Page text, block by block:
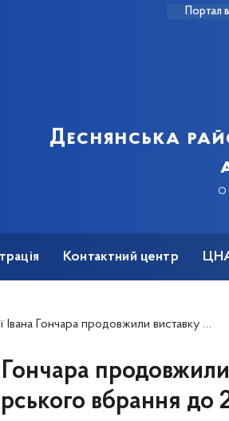
Портал
Деснянська
Контактний центр
продовжили виставку українського та кримськотатарського вбрання до 29 жовтня (+фото)
вбрання до